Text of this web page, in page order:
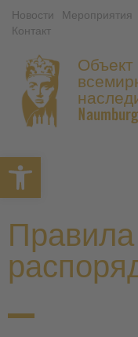
Открытая
Новости Мероприятия
Контакт
Объект
Правила